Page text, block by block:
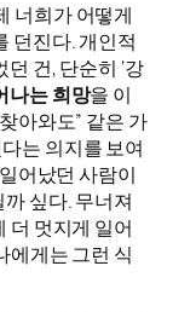
너희가 어떻게
던진다. 개인적
건, 단순히 ‘강
나는 희망을 이
아와도” 같은 가
는 의지를 보여
어났던 사람이
싶다. 무너져
더 멋지게 일어
에게는 그런 식